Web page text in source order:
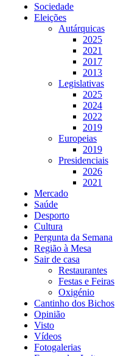
Sociedade
Eleições
Autárquicas
2025
2021
2017
2013
Legislativas
2025
2024
2022
2019
Europeias
2019
Presidenciais
2026
2021
Mercado
Saúde
Desporto
Cultura
Pergunta da Semana
Região à Mesa
Sair de casa
Restaurantes
Festas e Feiras
Oxigénio
Cantinho dos Bichos
Opinião
Visto
Vídeos
Fotogalerias